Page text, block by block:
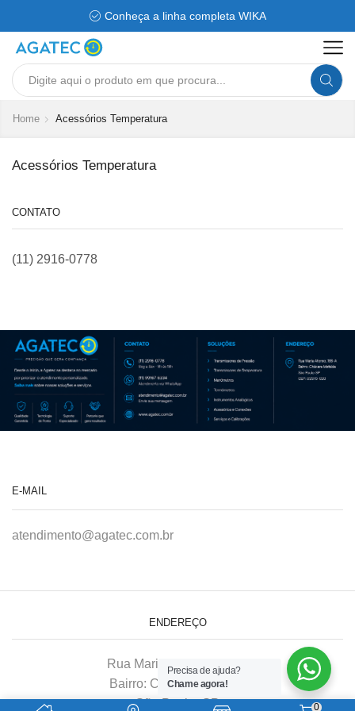
Conheça a linha completa WIKA
Search
Home Acessórios Temperatura
Acessórios Temperatura
CONTATO
(11) 2916-0778
E-MAIL
atendimento@agatec.com.br
ENDEREÇO
Rua Maria Afonso, 166-A
Bairro: Chácara Mafalda
São Paulo–SP
0
Precisa de ajuda?
Chame agora!